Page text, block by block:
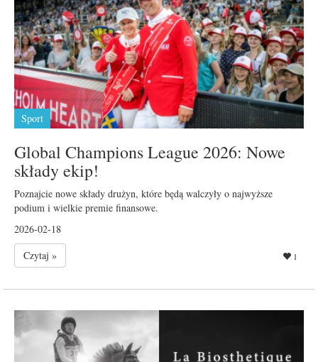
Sport
Global Champions League 2026: Nowe
składy ekip!
Poznajcie nowe składy drużyn, które będą walczyły o najwyższe
podium i wielkie premie finansowe.
2026-02-18
Czytaj »
1